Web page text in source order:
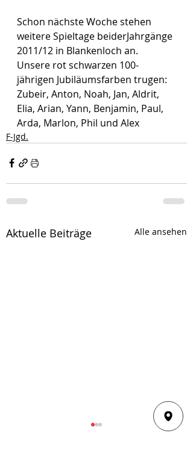
Schon nächste Woche stehen
weitere Spieltage beiderJahrgänge
2011/12 in Blankenloch an.
Unsere rot schwarzen 100-
jährigen Jubiläumsfarben trugen:
Zubeir, Anton, Noah, Jan, Aldrit,
Elia, Arian, Yann, Benjamin, Paul,
Arda, Marlon, Phil und Alex
F-Jgd.
Aktuelle Beiträge Alle ansehen